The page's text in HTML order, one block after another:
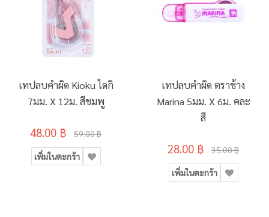
เทปลบคำผิด Kioku ไดกิ
7มม. X 12ม. สีชมพู
48.00 ฿ 59.00 ฿
เพิ่มในตะกร้า
เทปลบคำผิด ตราช้าง
Marina 5มม. X 6ม. คละ
สี
28.00 ฿ 35.00 ฿
เพิ่มในตะกร้า